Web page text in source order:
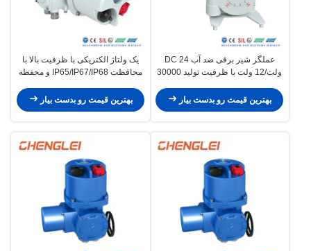
عملگر شیر برقی ضد آب DC 24
ولت/12 ولت با ظرفیت تولید 30000
دمپر/HVAC
بهترین قیمت رو بدست بیار
یک ولتاژ الکتریکی با ظرفیت بالا با
محافظت IP65/IP67/IP68 و محفظه
بهترین قیمت رو بدست بیار